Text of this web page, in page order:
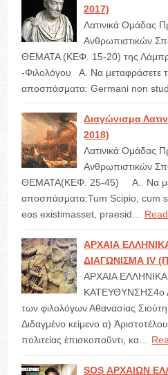
2017)
Λατινικά Ομάδας
Ανθρωπιστικών
ΘΕΜΑΤΑ (ΚΕΦ. 15-20) της
-Φιλολόγου Α. Να μεταφράσετε
αποσπάσματα: Germani non
Διαγώνισμα
2018)
Λατινικά Ομάδας
Ανθρωπιστικών
ΘΕΜΑΤΑ(ΚΕΦ. 25-45) Α. Να
αποσπάσματα:Tum Scipio, cum
eos existimasset, praesid…
ΑΡΧΑΙΑ
ΔΙΑΓΩΝΙΣΜΑ IV
ΑΡΧΑΙΑ
ΚΑΤΕΥΘΥΝΣΗΣ4ο
των φιλολόγων Αθανασίας
Διδαγμένο κείμενο α)
πολιτείας ἐπισκοποῦντι, κα…
SOS ΑΡΧΑΙΩΝ